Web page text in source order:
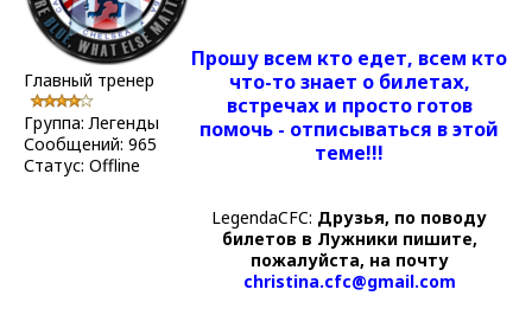
Главный тренер
Группа: Легенды
Сообщений: 965
Статус: Offline
Прошу всем кто едет, всем кто
что-то знает о билетах,
встречах и просто готов
помочь - отписываться в этой
теме!!!
LegendaCFC: Друзья, по поводу
билетов в Лужники пишите,
пожалуйста, на почту
christina.cfc@gmail.com